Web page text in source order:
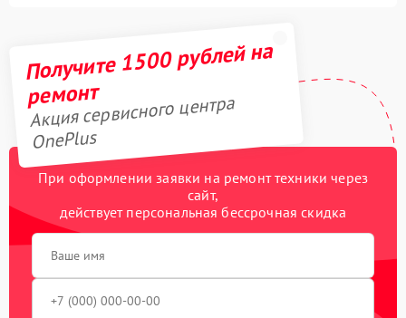
Получите 1500 рублей на
ремонт
Акция сервисного центра
OnePlus
При оформлении заявки на ремонт техники через
сайт,
действует персональная бессрочная скидка